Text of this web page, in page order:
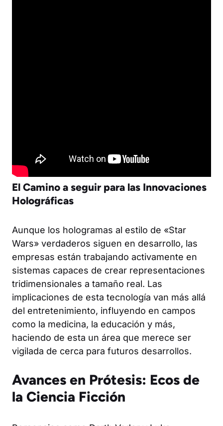
El Camino a seguir para las Innovaciones
Holográficas
Aunque los hologramas al estilo de «Star
Wars» verdaderos siguen en desarrollo, las
empresas están trabajando activamente en
sistemas capaces de crear representaciones
tridimensionales a tamaño real. Las
implicaciones de esta tecnología van más allá
del entretenimiento, influyendo en campos
como la medicina, la educación y más,
haciendo de esta un área que merece ser
vigilada de cerca para futuros desarrollos.
Avances en Prótesis: Ecos de
la Ciencia Ficción